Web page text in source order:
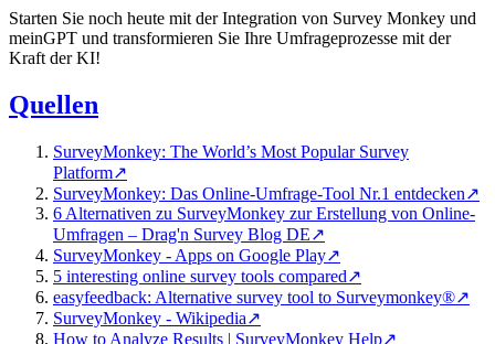
Starten Sie noch heute mit der Integration von Survey Monkey und
meinGPT und transformieren Sie Ihre Umfrageprozesse mit der
Kraft der KI!
Quellen
SurveyMonkey: The World’s Most Popular Survey
Platform↗
SurveyMonkey: Das Online-Umfrage-Tool Nr.1 entdecken↗
6 Alternativen zu SurveyMonkey zur Erstellung von Online-
Umfragen – Drag'n Survey Blog DE↗
SurveyMonkey - Apps on Google Play↗
5 interesting online survey tools compared↗
easyfeedback: Alternative survey tool to Surveymonkey®↗
SurveyMonkey - Wikipedia↗
How to Analyze Results | SurveyMonkey Help↗